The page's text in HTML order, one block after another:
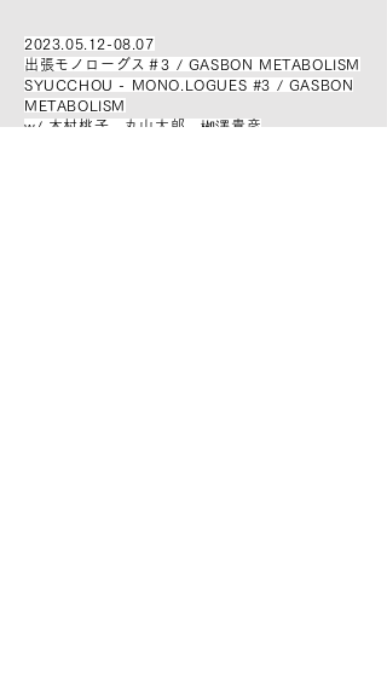
2023.05.12-08.07
出張モノローグス＃3 / GASBON METABOLISM
SYUCCHOU - MONO.LOGUES #3 / GASBON
METABOLISM
w/ 木村桃子、丸山太郎、栁澤貴彦